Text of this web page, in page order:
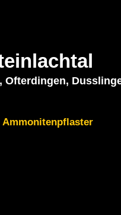
Ofterdingen,